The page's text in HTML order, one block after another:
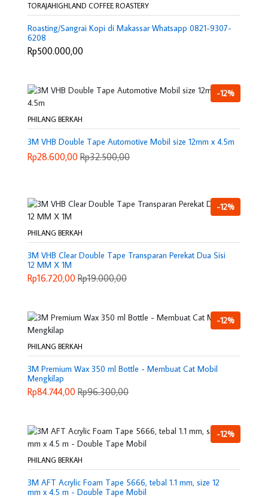
TORAJAHIGHLAND COFFEE ROASTERY
Roasting/Sangrai Kopi di Makassar Whatsapp 0821-9307-
6208
Rp500.000,00
-12%
PHILANG BERKAH
3M VHB Double Tape Automotive Mobil size 12mm x 4.5m
Rp28.600,00 Rp32.500,00
-12%
PHILANG BERKAH
3M VHB Clear Double Tape Transparan Perekat Dua Sisi
12 MM X 1M
Rp16.720,00 Rp19.000,00
-12%
PHILANG BERKAH
3M Premium Wax 350 ml Bottle - Membuat Cat Mobil
Mengkilap
Rp84.744,00 Rp96.300,00
-12%
PHILANG BERKAH
3M AFT Acrylic Foam Tape 5666, tebal 1.1 mm, size 12
mm x 4.5 m - Double Tape Mobil